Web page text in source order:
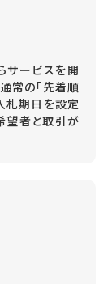
サービスを開
常の「先着順
札期日を設定
望者と取引が